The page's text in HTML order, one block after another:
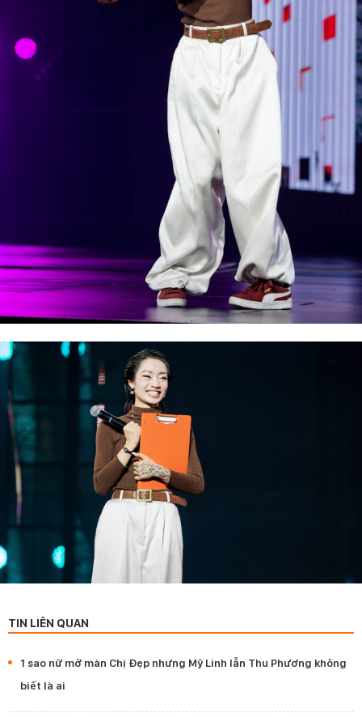
TIN LIÊN QUAN
1 sao nữ mở màn Chị Đẹp nhưng Mỹ Linh lẫn Thu Phương không
biết là ai